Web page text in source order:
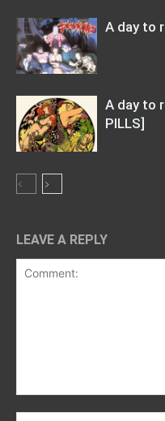
A day to
A day to
PILLS]
LEAVE A REPLY